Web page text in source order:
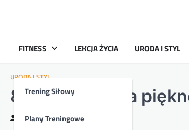
FITNESS
Trening Siłowy
Plany Treningowe
LEKCJA ŻYCIA URODA I STYL
URODA I STYL
8 sposobów na
Kasia 2024-10-02